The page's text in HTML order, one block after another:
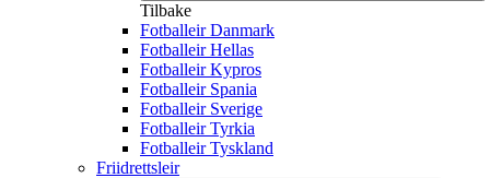
Tilbake
Fotballeir Danmark
Fotballeir Hellas
Fotballeir Kypros
Fotballeir Spania
Fotballeir Sverige
Fotballeir Tyrkia
Fotballeir Tyskland
Friidrettsleir